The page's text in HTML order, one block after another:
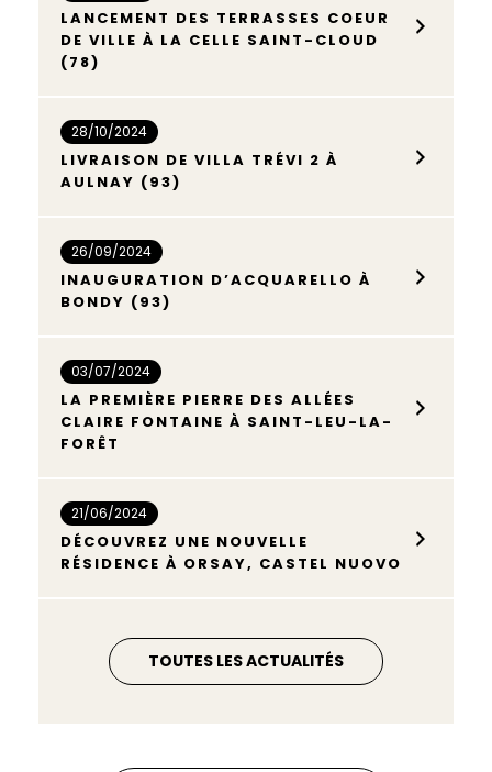
LANCEMENT DES TERRASSES COEUR
DE VILLE À LA CELLE SAINT-CLOUD
(78)
28/10/2024
LIVRAISON DE VILLA TRÉVI 2 À
AULNAY (93)
26/09/2024
INAUGURATION D’ACQUARELLO À
BONDY (93)
03/07/2024
LA PREMIÈRE PIERRE DES ALLÉES
CLAIRE FONTAINE À SAINT-LEU-LA-
FORÊT
21/06/2024
DÉCOUVREZ UNE NOUVELLE
RÉSIDENCE À ORSAY, CASTEL NUOVO
TOUTES LES ACTUALITÉS